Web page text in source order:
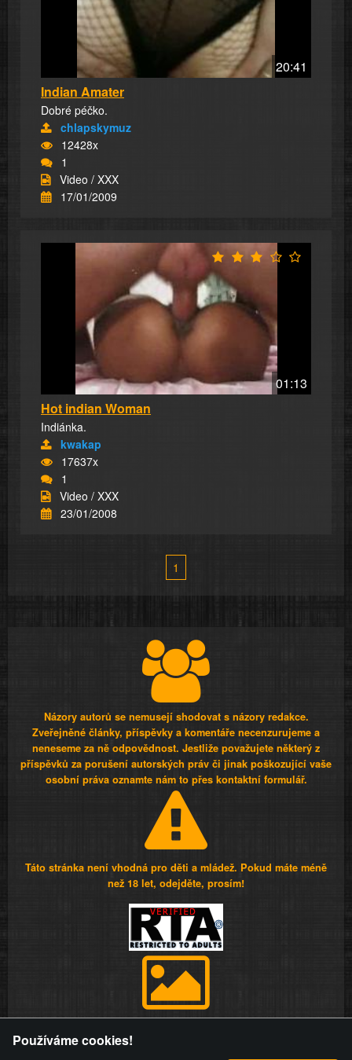
20:41
Indian Amater
Dobré péčko.
chlapskymuz
12428x
1
Video / XXX
17/01/2009
01:13
Hot indian Woman
Indiánka.
kwakap
17637x
1
Video / XXX
23/01/2008
1
Názory autorů se nemusejí shodovat s názory redakce.
Zveřejněné články, příspěvky a komentáře necenzurujeme a
neneseme za ně odpovědnost. Jestliže považujete některý z
příspěvků za porušení autorských práv či jinak poškozující vaše
osobní práva oznamte nám to přes kontaktní formulář.
Táto stránka není vhodná pro děti a mládež. Pokud máte méně
než 18 let, odejděte, prosím!
videa a komentáře. Osoba, které se toto opatření provozovatele
Používáme cookies!